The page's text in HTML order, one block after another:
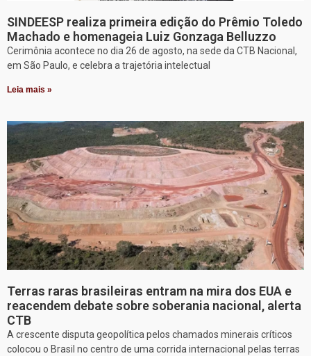
SINDEESP realiza primeira edição do Prêmio Toledo
Machado e homenageia Luiz Gonzaga Belluzzo
Cerimônia acontece no dia 26 de agosto, na sede da CTB Nacional,
em São Paulo, e celebra a trajetória intelectual
Leia mais »
Terras raras brasileiras entram na mira dos EUA e
reacendem debate sobre soberania nacional, alerta
CTB
A crescente disputa geopolítica pelos chamados minerais críticos
colocou o Brasil no centro de uma corrida internacional pelas terras